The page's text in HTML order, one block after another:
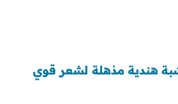
هندية مذهلة لشعر قوي